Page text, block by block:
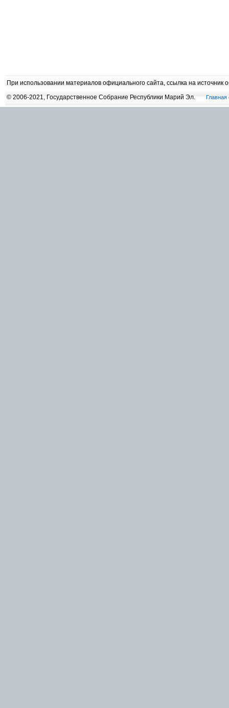
При использовании материалов официального сайта, ссылка на источник
© 2006-2021, Государственное Собрание Республики Марий Эл.
Главная